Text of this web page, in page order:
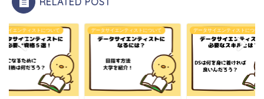
サイエンティストについて データサイエンティストについて データサイエンティストについて